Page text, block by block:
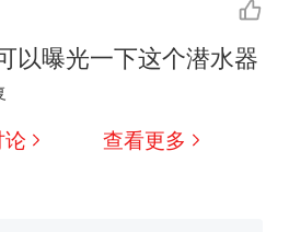
以曝光一下这个潜水器
查看更多
那个在床头放菜刀的女孩，
一句“跟我回家”改写了
制裁瓜子饺子，美国怕什
“全国小炒肉大王”称